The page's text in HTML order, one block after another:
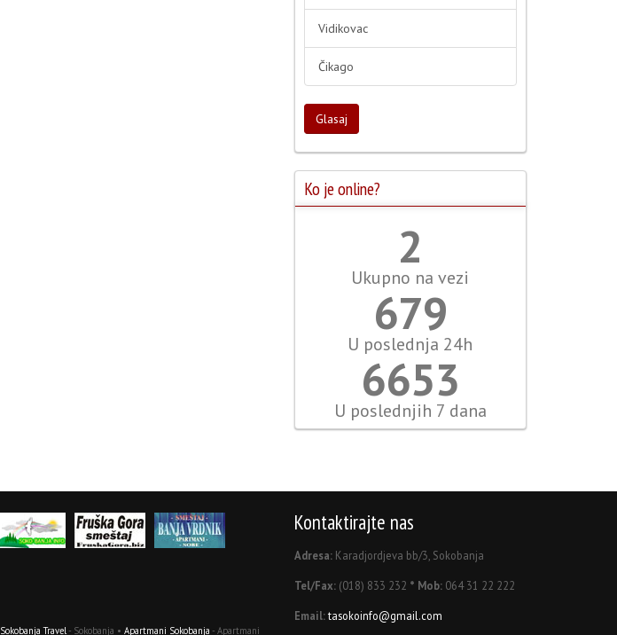
Vidikovac
Čikago
Glasaj
Ko je online?
2
Ukupno na vezi
755
U poslednja 24h
7392
U poslednjih 7 dana
Sokobanja Travel- Sokobanja • Apartmani Sokobanja - Apartmani
Kontaktirajte nas
Adresa:Karadjordjeva bb/3, Sokobanja
Tel/Fax:(018) 833 232 * Mob:064 31 22 222
Email: tasokoinfo@gmail.com